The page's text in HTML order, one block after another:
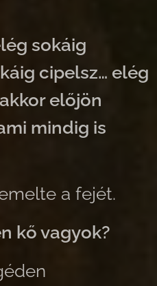
sokáig
cipelsz… elég
akkor előjön
mindig is
a fejét.
kő vagyok?